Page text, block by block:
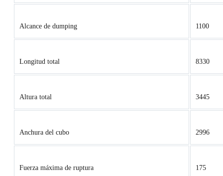
Alcance de dumping 1100
Longitud total 8330
Altura total 3445
Anchura del cubo 2996
Fuerza máxima de ruptura 175